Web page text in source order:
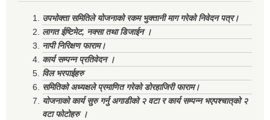
उपभोक्ता समितिले योजनाको रकम भुक्तानी माग गरेको निवेदन पत्र।
लागत ईष्टिमेट, नक्सा तथा डिजाईन ।
नापी निरिक्षण फाराम।
कार्य सम्पन्न प्रतिवेदन ।
विल भरपाईहरु
समितिको अध्यक्षले प्रमाणित गरेको डोरहाजिरी फाराम।
योजनाको कार्य सुरु गर्नु अगाडीको २ वटा र कार्य सम्पन्न भएपश्चात्‌को २
वटा फोटोहरु ।